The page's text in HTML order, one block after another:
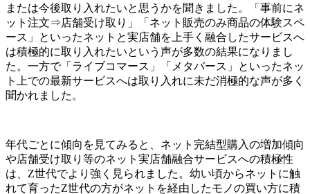
または今後取り入れたいと思うかを聞きました。「事前にネ
ット注文⇒店舗受け取り」「ネット販売のみ商品の体験スペ
ース」といったネットと実店舗を上手く融合したサービスへ
は積極的に取り入れたいという声が多数の結果になりまし
た。一方で「ライブコマース」「メタバース」といったネッ
ト上での最新サービスへは取り入れに未だ消極的な声が多く
聞かれました。
年代ごとに傾向を見てみると、ネット完結型購入の増加傾向
や店舗受け取り等のネット実店舗融合サービスへの積極性
は、Z世代でより強く見られました。幼い頃からネットに触
れて育ったZ世代の方がネットを経由したモノの買い方に積